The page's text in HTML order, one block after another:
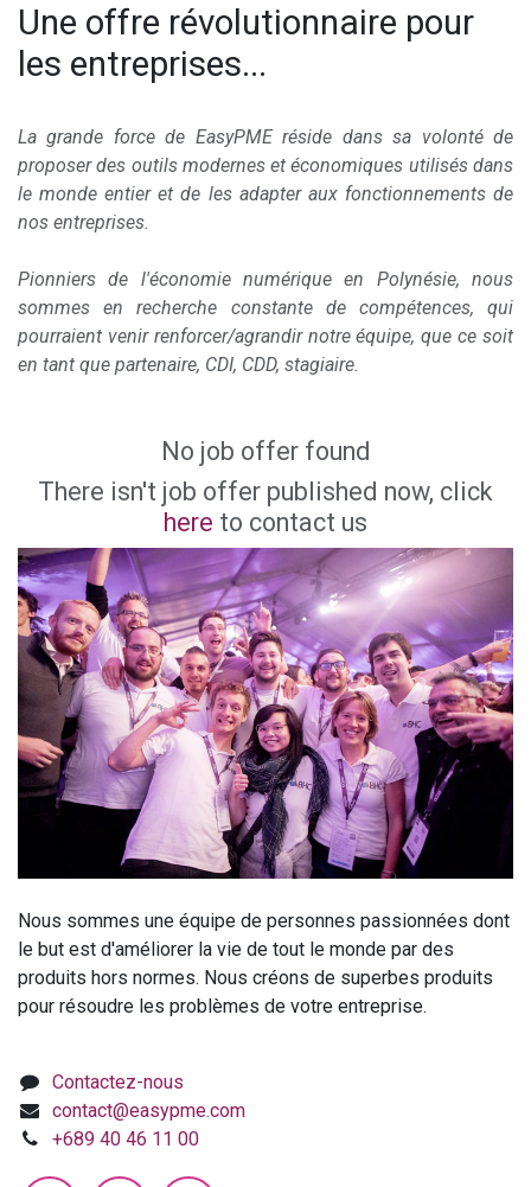
Une offre révolutionnaire pour
les entreprises...
La grande force de EasyPME réside dans sa volonté de
proposer des outils modernes et économiques utilisés dans
le monde entier et de les adapter aux fonctionnements de
nos entreprises.
Pionniers de l'économie numérique en Polynésie, nous
sommes en recherche constante de compétences, qui
pourraient venir renforcer/agrandir notre équipe, que ce soit
en tant que partenaire, CDI, CDD, stagiaire.
No job offer found
There isn't job offer published now, click
here to contact us
Nous sommes une équipe de personnes passionnées dont
le but est d'améliorer la vie de tout le monde par des
produits hors normes. Nous créons de superbes produits
pour résoudre les problèmes de votre entreprise.
Contactez-nous
contact@easypme.com
+689 40 46 11 00